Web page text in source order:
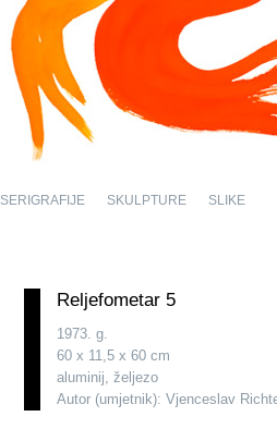
SERIGRAFIJE SKULPTURE
SLIKE
Reljefometar 5
1973. g.
60 x 11,5 x 60 cm
aluminij, željezo
Autor (umjetnik): Vjenceslav